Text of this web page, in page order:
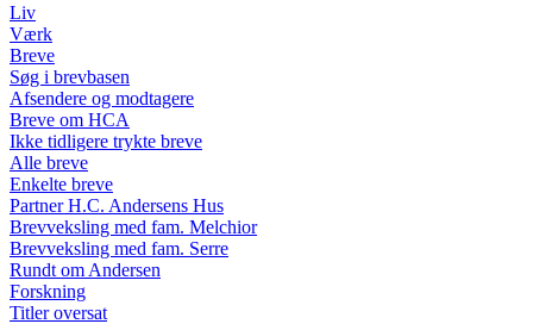
Liv
Værk
Breve
Søg i brevbasen
Afsendere og modtagere
Breve om HCA
Ikke tidligere trykte breve
Alle breve
Enkelte breve
Partner H.C. Andersens Hus
Brevveksling med fam. Melchior
Brevveksling med fam. Serre
Rundt om Andersen
Forskning
Titler oversat